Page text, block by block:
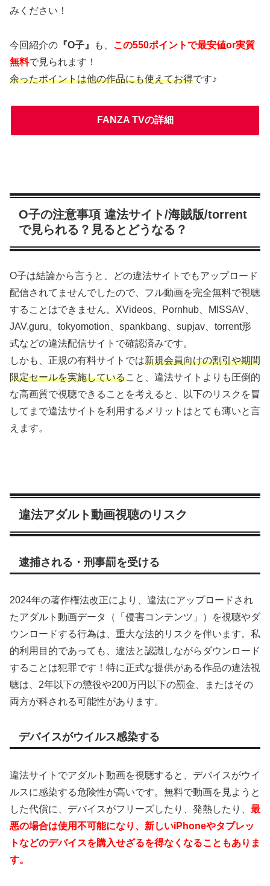
みください！
今回紹介の 『O子』 も、 この550ポイントで最安値or実質
無料で見られます！
余ったポイントは他の作品にも使えてお得です♪
FANZA TVの詳細
O子の注意事項 違法サイト/海賊版/torrent
で見られる？見るとどうなる？
O子は結論から言うと、どの違法サイトでもアップロード
配信されてませんでしたので、フル動画を完全無料で視聴
することはできません。XVideos、Pornhub、MISSAV、
JAV.guru、tokyomotion、spankbang、supjav、torrent形
式などの違法配信サイトで確認済みです。
しかも、正規の有料サイトでは新規会員向けの割引や期間
限定セールを実施していること、違法サイトよりも圧倒的
な高画質で視聴できることを考えると、以下のリスクを冒
してまで違法サイトを利用するメリットはとても薄いと言
えます。
違法アダルト動画視聴のリスク
逮捕される・刑事罰を受ける
2024年の著作権法改正により、違法にアップロードされ
たアダルト動画データ（「侵害コンテンツ」）を視聴やダ
ウンロードする行為は、重大な法的リスクを伴います。私
的利用目的であっても、違法と認識しながらダウンロード
することは犯罪です！特に正式な提供がある作品の違法視
聴は、2年以下の懲役や200万円以下の罰金、またはその
両方が科される可能性があります。
デバイスがウイルス感染する
違法サイトでアダルト動画を視聴すると、デバイスがウイ
ルスに感染する危険性が高いです。無料で動画を見ようと
した代償に、デバイスがフリーズしたり、発熱したり、 最
悪の場合は使用不可能になり、新しいiPhoneやタブレッ
トなどのデバイスを購入せざるを得なくなることもありま
す。